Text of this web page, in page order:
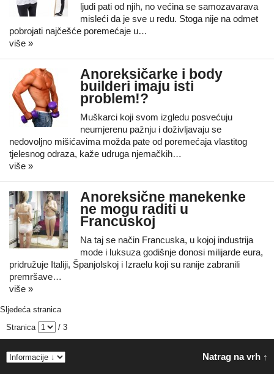
ljudi pati od njih, no većina se samozavarava
misleći da je sve u redu. Stoga nije na odmet
pobrojati najčešće poremećaje u…
više »
Anoreksičarke i body
builderi imaju isti
problem!?
Muškarci koji svom izgledu posvećuju
neumjerenu pažnju i doživljavaju se
nedovoljno mišićavima možda pate od poremećaja vlastitog
tjelesnog odraza, kaže udruga njemačkih…
više »
Anoreksične manekenke
ne mogu raditi u
Francuskoj
Na taj se način Francuska, u kojoj industrija
mode i luksuza godišnje donosi milijarde eura,
pridružuje Italiji, Španjolskoj i Izraelu koji su ranije zabranili
premršave…
više »
Sljedeća stranica
Stranica
/ 3
Natrag na vrh ↑